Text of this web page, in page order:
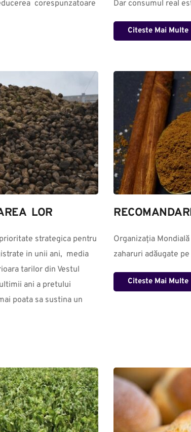
corespunzatoare
Dar consumul real
Citeste Mai Multe
LOR
strategica pentru
in unii ani,  media
tarilor din Vestul
ani a pretului
poata sa sustina un
Organizația
zaharuri adăugate pe
Citeste Mai Multe